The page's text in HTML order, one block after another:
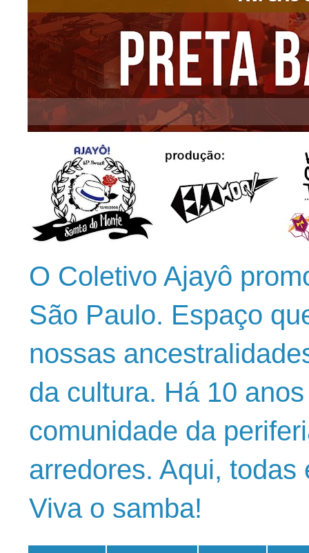
O Coletivo Ajayô
São Paulo. Espaço
nossas
da cultura. Há 10
comunidade da
arredores. Aqui,
Viva o samba!